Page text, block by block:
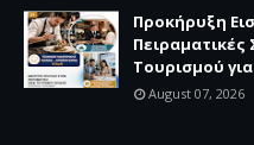
Προκήρυξη
Τουρισμού
August 07, 2026